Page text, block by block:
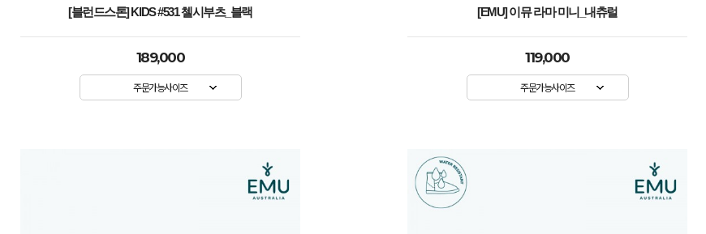
[블런드스톤] KIDS #531 첼시부츠_블랙
189,000
주문가능사이즈
[EMU] 이뮤 라마 미니_내츄럴
119,000
주문가능사이즈